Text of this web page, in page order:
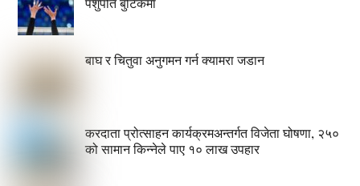
बाघ र चितुवा अनुगमन गर्न क्यामरा जडान
करदाता प्रोत्साहन कार्यक्रमअन्तर्गत विजेता घोषणा, २५०
को सामान किन्नेले पाए १० लाख उपहार